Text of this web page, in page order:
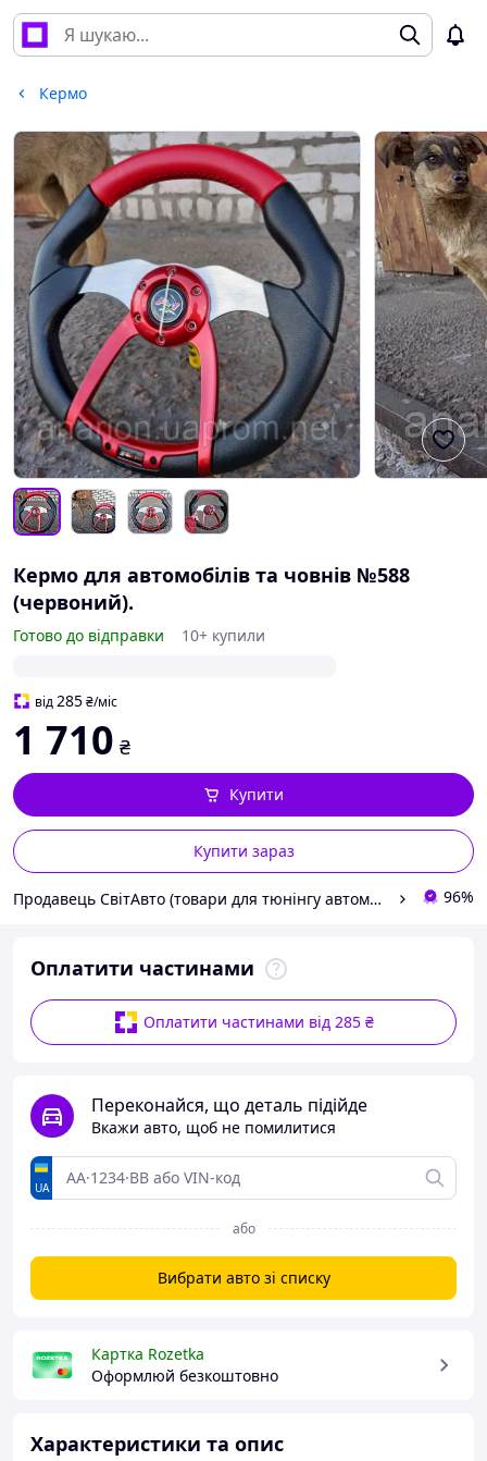
Кермо
Кермо для автомобілів та човнів №588
(червоний).
Готово до відправки 10+ купили
від285₴/міс
1 710 ₴
Купити зараз
Купити
Продавець СвітАвто (товари для тюнінгу автомобілів ВАЗ) 96%
Оплатити частинами
Оплатити частинами від 285 ₴
Переконайся, що деталь підійде
Вкажи авто, щоб не помилитися
UA
або
Вибрати авто зі списку
Картка Rozetka
Оформлюй безкоштовно
Характеристики та опис